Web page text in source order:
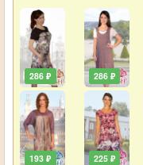
286 ₽
193 ₽
286 ₽
225 ₽